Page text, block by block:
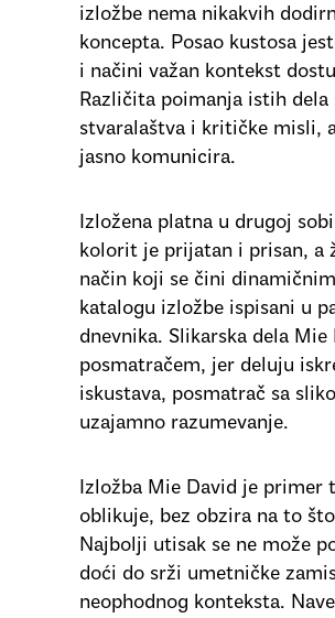
izložbe nema nikakvih
koncepta. Posao kustosa
i načini važan kontekst
Različita poimanja istih
stvaralaštva i kritičke misli,
jasno komunicira.
Izložena platna u drugoj
kolorit je prijatan i prisan, a
način koji se čini
katalogu izložbe ispisani u
dnevnika. Slikarska dela
posmatračem, jer deluju
iskustava, posmatrač sa
uzajamno razumevanje.
Izložba Mie David je primer
oblikuje, bez obzira na to
Najbolji utisak se ne može
doći do srži umetničke
neophodnog konteksta.